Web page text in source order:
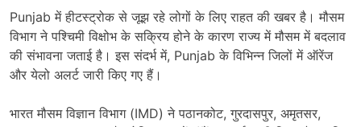
Punjab में हीटस्ट्रोक से जूझ रहे लोगों के लिए राहत की खबर है। मौसम
विभाग ने पश्चिमी विक्षोभ के सक्रिय होने के कारण राज्य में मौसम में बदलाव
की संभावना जताई है। इस संदर्भ में, Punjab के विभिन्न जिलों में ऑरेंज
और येलो अलर्ट जारी किए गए हैं।
भारत मौसम विज्ञान विभाग (IMD) ने पठानकोट, गुरदासपुर, अमृतसर,